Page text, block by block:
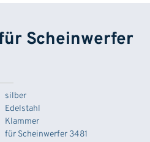
Scheinwerfer
silber
Edelstahl
Klammer
für Scheinwerfer 3481